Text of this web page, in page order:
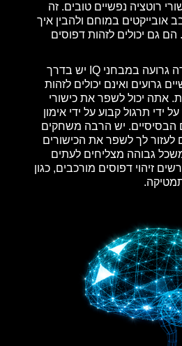
רוטציה נפשיים טובים. זה
אובייקטים במוחם ולהבין איך
הם גם יכולים לזהות דפוסים
לאנשים שהצליחו בצורה גרועה במבחני IQ יש בדרך
גרועים ואינם יכולים לזהות
אתה יכול לשפר את כישורי
ידי תרגול קבוע על ידי אימון
הבסיסיים. יש הרבה משחקים
לעזור לך לשפר את הכישורים
גבוהה מצליחים לעתים
זיהוי דפוסים מורכבים, כגון